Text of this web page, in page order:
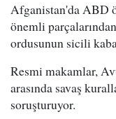
Afganistan'da ABD
önemli
ordusunun sicili
Resmi makamlar,
arasında savaş
soruşturuyor.